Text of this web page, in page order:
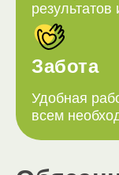
Забота
Удобная
всем